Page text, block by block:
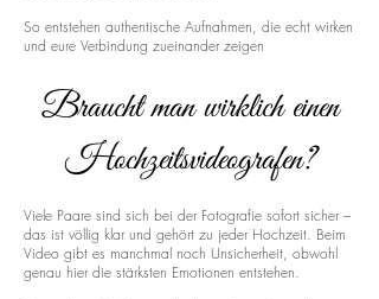
So entstehen authentische Aufnahmen, die echt wirken
und eure Verbindung zueinander zeigen
Braucht man wirklich einen
Hochzeitsvideografen?
Viele Paare sind sich bei der Fotografie sofort sicher –
das ist völlig klar und gehört zu jeder Hochzeit. Beim
Video gibt es manchmal noch Unsicherheit, obwohl
genau hier die stärksten Emotionen entstehen.